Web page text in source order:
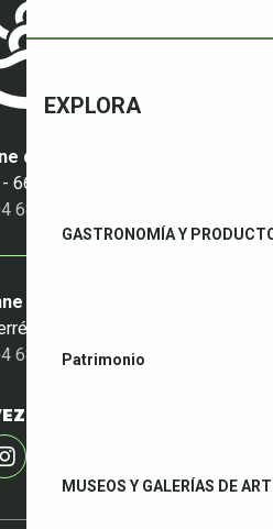
EXPLORA
GASTRONOMÍA Y
Patrimonio
MUSEOS Y GALERÍAS DE
L'OLIVERAIE : VISITE
- LE CELLIER DES ARCADES
du Boulou
66160 Le Boulou
68 87 50 95
du Céret
- 66400 Céret
68 87 00 53
NOUS !